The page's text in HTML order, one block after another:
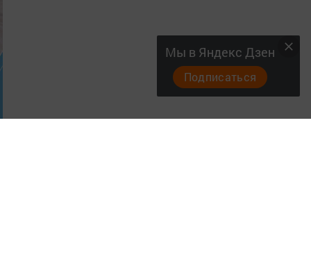
Мы в Яндекс Дзен
Подписаться